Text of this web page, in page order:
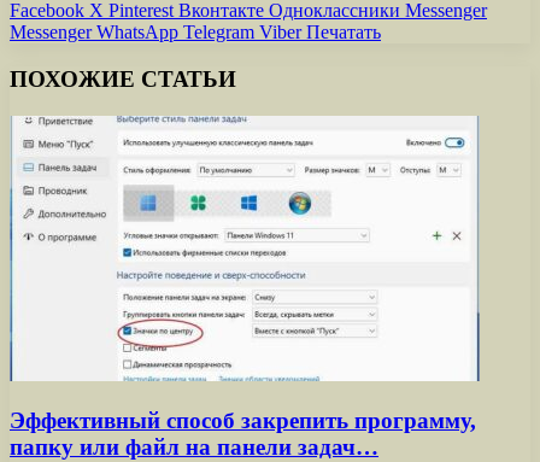
Facebook X Pinterest Вконтакте Одноклассники Messenger
Messenger WhatsApp Telegram Viber Печатать
ПОХОЖИЕ СТАТЬИ
Эффективный способ закрепить программу,
папку или файл на панели задач…